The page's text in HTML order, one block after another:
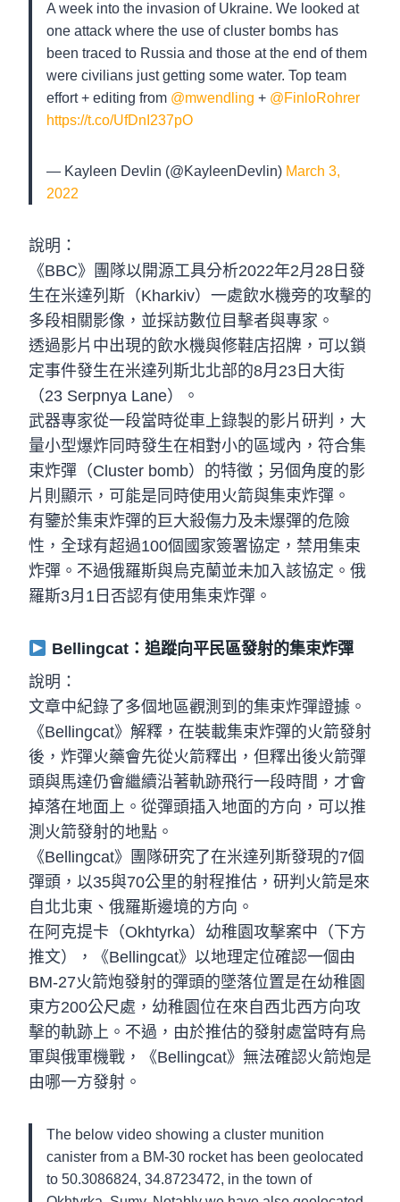
A week into the invasion of Ukraine. We looked at
one attack where the use of cluster bombs has
been traced to Russia and those at the end of them
were civilians just getting some water. Top team
effort + editing from @mwendling + @FinloRohrer
https://t.co/UfDnI237pO
— Kayleen Devlin (@KayleenDevlin) March 3,
2022
說明：
《BBC》團隊以開源工具分析2022年2月28日發
生在米達列斯（Kharkiv）一處飲水機旁的攻擊的
多段相關影像，並採訪數位目擊者與專家。
透過影片中出現的飲水機與修鞋店招牌，可以鎖
定事件發生在米達列斯北北部的8月23日大街
（23 Serpnya Lane）。
武器專家從一段當時從車上錄製的影片研判，大
量小型爆炸同時發生在相對小的區域內，符合集
束炸彈（Cluster bomb）的特徵；另個角度的影
片則顯示，可能是同時使用火箭與集束炸彈。
有鑒於集束炸彈的巨大殺傷力及未爆彈的危險
性，全球有超過100個國家簽署協定，禁用集束
炸彈。不過俄羅斯與烏克蘭並未加入該協定。俄
羅斯3月1日否認有使用集束炸彈。
Bellingcat： 追蹤向平民區發射的集束炸彈
說明：
文章中紀錄了多個地區觀測到的集束炸彈證據。
《Bellingcat》解釋，在裝載集束炸彈的火箭發射
後，炸彈火藥會先從火箭釋出，但釋出後火箭彈
頭與馬達仍會繼續沿著軌跡飛行一段時間，才會
掉落在地面上。從彈頭插入地面的方向，可以推
測火箭發射的地點。
《Bellingcat》團隊研究了在米達列斯發現的7個
彈頭，以35與70公里的射程推估，研判火箭是來
自北北東、俄羅斯邊境的方向。
在阿克提卡（Okhtyrka）幼稚園攻擊案中（下方
推文），《Bellingcat》以地理定位確認一個由
BM-27火箭炮發射的彈頭的墜落位置是在幼稚園
東方200公尺處，幼稚園位在來自西北西方向攻
擊的軌跡上。不過，由於推估的發射處當時有烏
軍與俄軍機戰，《Bellingcat》無法確認火箭炮是
由哪一方發射。
The below video showing a cluster munition
canister from a BM-30 rocket has been geolocated
to 50.3086824, 34.8723472, in the town of